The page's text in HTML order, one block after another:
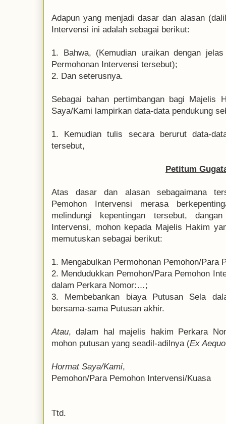
Adapun yang menjadi dasar dan alasan
Intervensi ini adalah sebagai berikut:
1. Bahwa, (Kemudian uraikan dengan
Permohonan Intervensi tersebut);
2. Dan seterusnya.
Sebagai bahan pertimbangan bagi Majelis
Saya/Kami lampirkan data-data pendukung
1. Kemudian tulis secara berurut data-
tersebut,
Petitum
Atas dasar dan alasan sebagaimana
Pemohon Intervensi merasa
melindungi kepentingan tersebut,
Intervensi, mohon kepada Majelis Hakim
memutuskan sebagai berikut:
1. Mengabulkan Permohonan Pemohon/Para
2. Mendudukkan Pemohon/Para Pemohon
dalam Perkara Nomor:…;
3. Membebankan biaya Putusan Sela
bersama-sama Putusan akhir.
Atau, dalam hal majelis hakim Perkara
mohon putusan yang seadil-adilnya (Ex
Hormat Saya/Kami,
Pemohon/Para Pemohon Intervensi/Kuasa
Ttd.